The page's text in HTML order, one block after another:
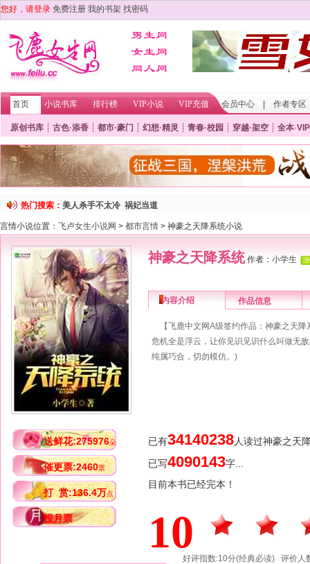
您好，请登录 免费注册 我的书架 找密码
首页 小说书库 排行榜 VIP小说 VIP充值 会员中心 作者专区
原创书库 ┊ 古色·添香 ┊ 都市·豪门 ┊ 幻想·精灵 ┊ 青春·校园 ┊ 穿越·架空 ┊ 全本·VIP
热门搜索： 美人杀手不太冷 祸妃当道
言情小说位置： 飞卢女生小说网 > 都市言情 > 神豪之天降系统小说
送鲜花:275976朵
催更票:2460票
打 赏:136.4万点
投月票
神豪之天降系统作者： 小学生
内容介绍 作品信息
【飞鹿中文网A级签约作品：神豪之
危机全是浮云，让你见识见识什么叫做无
纯属巧合，切勿模仿。)
已有34140238人读过神豪之天
已写4090143字...
目前本书已经完本！
10
好评指数:10分(经典必读) 评价人